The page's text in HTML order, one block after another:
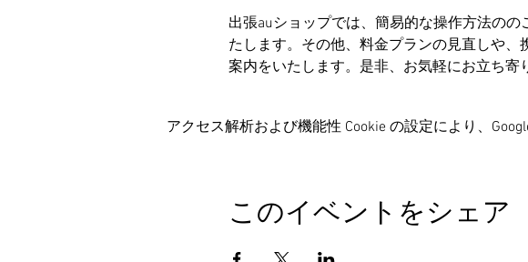
出張auショップでは、簡易的な操作方法の
たします。その他、料金プランの見直しや
案内をいたします。是非、お気軽にお立ち寄
アクセス解析および機能性 Cookie の設定により、
このイベントをシェア